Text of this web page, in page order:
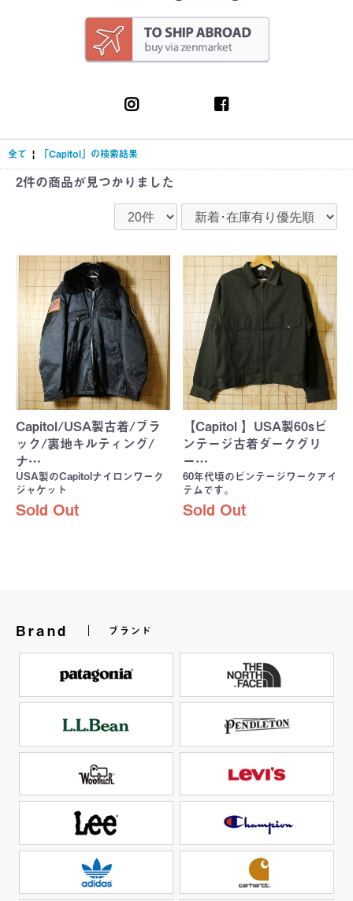
全て | 「Capitol」の検索結果
2件の商品が見つかりました
Capitol/USA製古着/ブラ
ック/裏地キルティング/
ナ…
USA製のCapitolナイロンワーク
ジャケット
Sold Out
【Capitol 】USA製60sビ
ンテージ古着ダークグリ
ー…
60年代頃のビンテージワークアイ
テムです。
Sold Out
Brand ブランド